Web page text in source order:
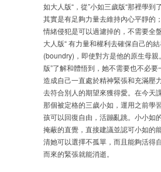
如大人版“，從”小如三歲版“那裡學到
其實是有足夠力量去維持內心平靜的
情緒侵犯是可以過濾掉的，不需要全
大人版“ 有力量和權利去確保自己的
(boundry)，即使對方是他的原生母親
版”了解和體悟到，她不需要也不必要
造成自己一直處於精神緊張和充滿壓
去符合別人的期望來獲得愛。在今天
那個被定格的三歲小如，運用之前學
孩可以回復自由，活蹦亂跳。小小如
掩蔽的直覺，直接建議並認可小如的
清她可以選擇不孤單，而且能夠活得
而來的緊張就能消逝。